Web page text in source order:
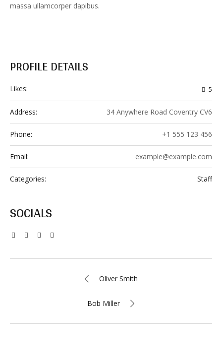
massa ullamcorper dapibus.
PROFILE DETAILS
Likes: 5
Address: 34 Anywhere Road Coventry CV6
Phone: +1 555 123 456
Email: example@example.com
Categories: Staff
SOCIALS
Oliver Smith
Bob Miller